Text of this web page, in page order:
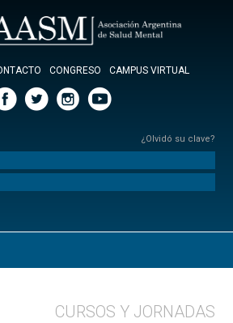
CONGRESO CAMPUS VIRTUAL
¿Olvidó su clave?
CURSOS Y JORNADAS